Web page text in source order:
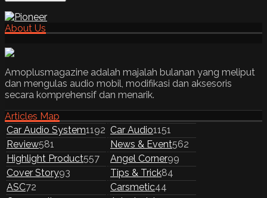
About Us
Amoplusmagazine adalah majalah bulanan yang meliput
dan mengulas audio mobil, modifikasi dan aksesoris
secara komprehensif dan menarik.
Articles Map
Car Audio System1192 Car Audio1151
Review581 News & Event562
Highlight Product557 Angel Corner99
Cover Story93 Tips & Trick84
ASC72 Carsmetic44